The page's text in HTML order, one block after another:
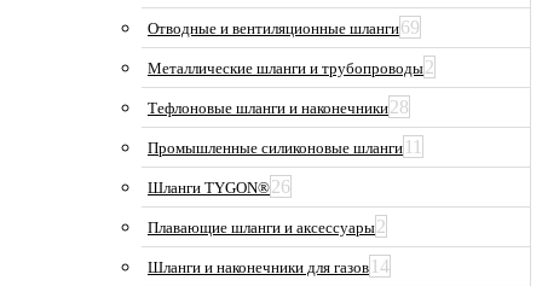
Отводные и вентиляционные шланги69
Металлические шланги и трубопроводы2
Тефлоновые шланги и наконечники28
Промышленные силиконовые шланги 11
Шланги TYGON®26
Плавающие шланги и аксессуары2
Шланги и наконечники для газов 14